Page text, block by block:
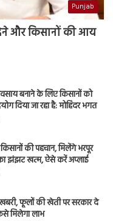
Punjab
और किसानों की आय
बनाने के लिए किसानों को
दिया जा रहा है: मोहिंदर भगत
की पहचान, मिलेंगे भरपूर
का झंझट खत्म, ऐसे करें अप्लाई
फूलों की खेती पर सरकार दे
मिलेगा लाभ